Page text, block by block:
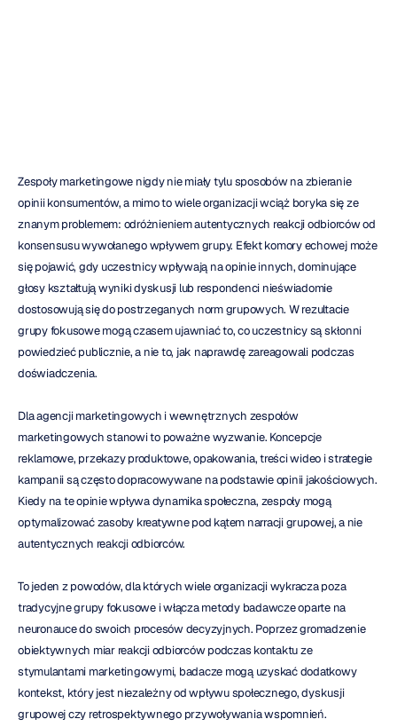
Zespoły marketingowe nigdy nie miały tylu sposobów na zbieranie
opinii konsumentów, a mimo to wiele organizacji wciąż boryka się ze
znanym problemem: odróżnieniem autentycznych reakcji odbiorców od
konsensusu wywołanego wpływem grupy. Efekt komory echowej może
się pojawić, gdy uczestnicy wpływają na opinie innych, dominujące
głosy kształtują wyniki dyskusji lub respondenci nieświadomie
dostosowują się do postrzeganych norm grupowych. W rezultacie
grupy fokusowe mogą czasem ujawniać to, co uczestnicy są skłonni
powiedzieć publicznie, a nie to, jak naprawdę zareagowali podczas
doświadczenia.
Dla agencji marketingowych i wewnętrznych zespołów
marketingowych stanowi to poważne wyzwanie. Koncepcje
reklamowe, przekazy produktowe, opakowania, treści wideo i strategie
kampanii są często dopracowywane na podstawie opinii jakościowych.
Kiedy na te opinie wpływa dynamika społeczna, zespoły mogą
optymalizować zasoby kreatywne pod kątem narracji grupowej, a nie
autentycznych reakcji odbiorców.
To jeden z powodów, dla których wiele organizacji wykracza poza
tradycyjne grupy fokusowe i włącza metody badawcze oparte na
neuronauce do swoich procesów decyzyjnych. Poprzez gromadzenie
obiektywnych miar reakcji odbiorców podczas kontaktu ze
stymulantami marketingowymi, badacze mogą uzyskać dodatkowy
kontekst, który jest niezależny od wpływu społecznego, dyskusji
grupowej czy retrospektywnego przywoływania wspomnień.